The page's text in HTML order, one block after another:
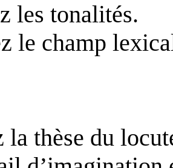
les tonalités.
le champ
la thèse du